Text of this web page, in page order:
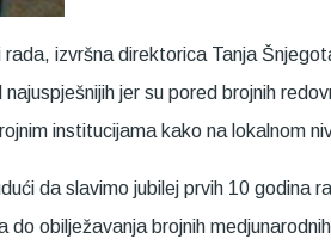
izvršna direktorica Tanja
jer su pored brojnih
institucijama kako na lokalnom
da slavimo jubilej prvih 10 godina
obilježavanja brojnih medjunarodnih